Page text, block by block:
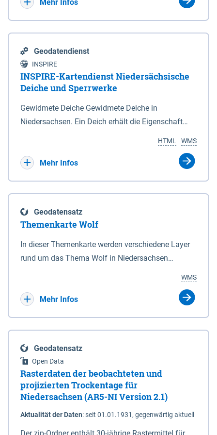
Mehr Infos
Geodatendienst
INSPIRE
INSPIRE-Kartendienst Niedersächsische
Deiche und Sperrwerke
Gewidmete Deiche Gewidmete Deiche in
Niedersachsen. Ein Deich erhält die Eigenschaft
Deichbehörde durch Verordnung ausspricht. Für
enthalten. Sperrwerke Sperrwerke sind Bauwerke
mit Sperrvorrichtungen in Tidegewässern, die dem
Schutz eines Gebietes vor erhöhten Tiden, vor allem
vor Sturmfluten, zu dienen bestimmt sind (§2 Abs.3
Eigenschaft eines Sperrwerkes durch Widmung, die
die Deichbehörde durch Verordnung ausspricht.
WMS
HTML
Mehr Infos
Geodatensatz
Themenkarte Wolf
In dieser Themenkarte werden verschiedene Layer
rund um das Thema Wolf in Niedersachsen
sowie Status der bestehenden Wolfsterritorien im
laufenden Monitoringjahr.
WMS
Mehr Infos
Geodatensatz
Open Data
Rasterdaten der beobachteten und
projizierten Trockentage für
Niedersachsen (AR5-NI Version 2.1)
Aktualität der Daten:seit 01.01.1931, gegenwärtig aktuell